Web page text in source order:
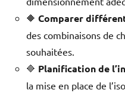
🔶 Comparer
des combinaisons de
souhaitées.
🔷 Planification de
la mise en place de